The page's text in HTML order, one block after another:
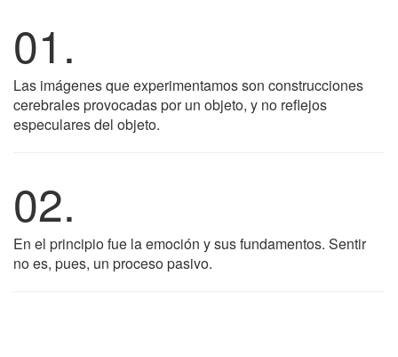
01.
Las imágenes que experimentamos son construcciones
cerebrales provocadas por un objeto, y no reflejos
especulares del objeto.
02.
En el principio fue la emoción y sus fundamentos. Sentir
no es, pues, un proceso pasivo.